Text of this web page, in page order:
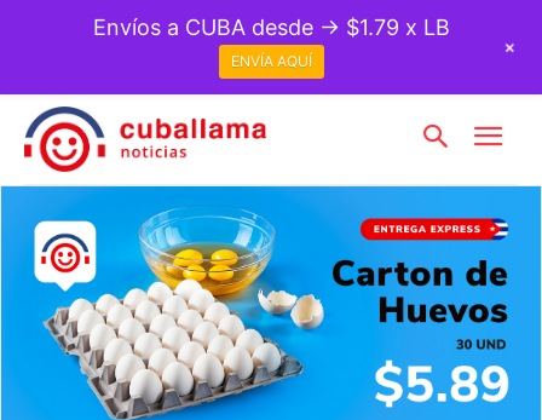
Envíos a CUBA desde → $1.79 x LB
ENVÍA AQUÍ
+